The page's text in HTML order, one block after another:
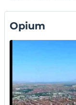
Opium